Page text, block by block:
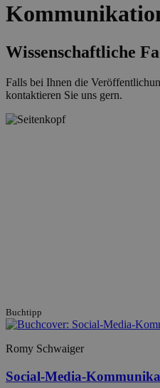
Wissenschaftliche
Falls bei Ihnen die
kontaktieren Sie uns gern.
Buchtipp
Romy Schwaiger
Social-Media-